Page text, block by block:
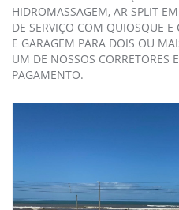
HIDROMASSAGEM, AR SPLIT
DE SERVIÇO COM QUIOSQUE E
E GARAGEM PARA DOIS OU
UM DE NOSSOS CORRETORES
PAGAMENTO.